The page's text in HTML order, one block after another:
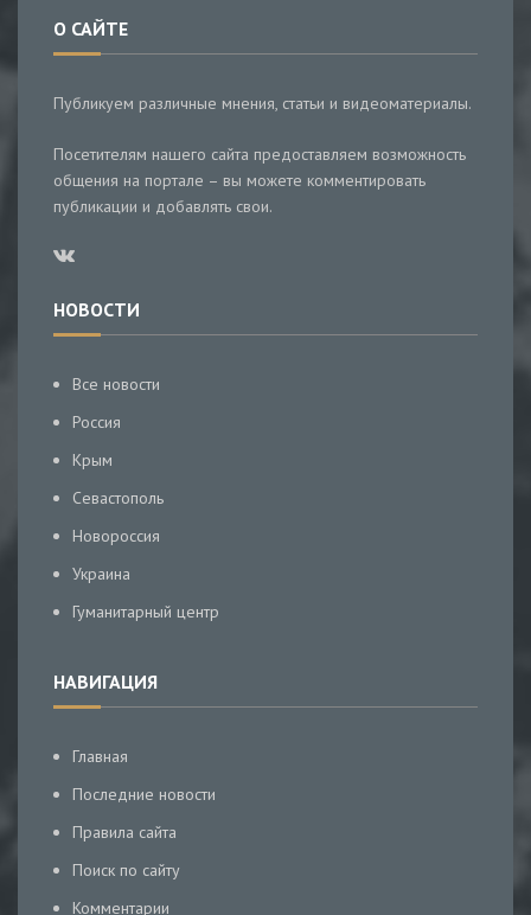
О САЙТЕ
Публикуем различные мнения, статьи и видеоматериалы.
Посетителям нашего сайта предоставляем возможность
общения на портале – вы можете комментировать
публикации и добавлять свои.
НОВОСТИ
Все новости
Россия
Крым
Севастополь
Новороссия
Украина
Гуманитарный центр
НАВИГАЦИЯ
Главная
Последние новости
Правила сайта
Поиск по сайту
Комментарии